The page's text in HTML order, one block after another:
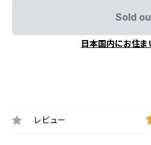
Sold
日本国内にお住ま
レビュー